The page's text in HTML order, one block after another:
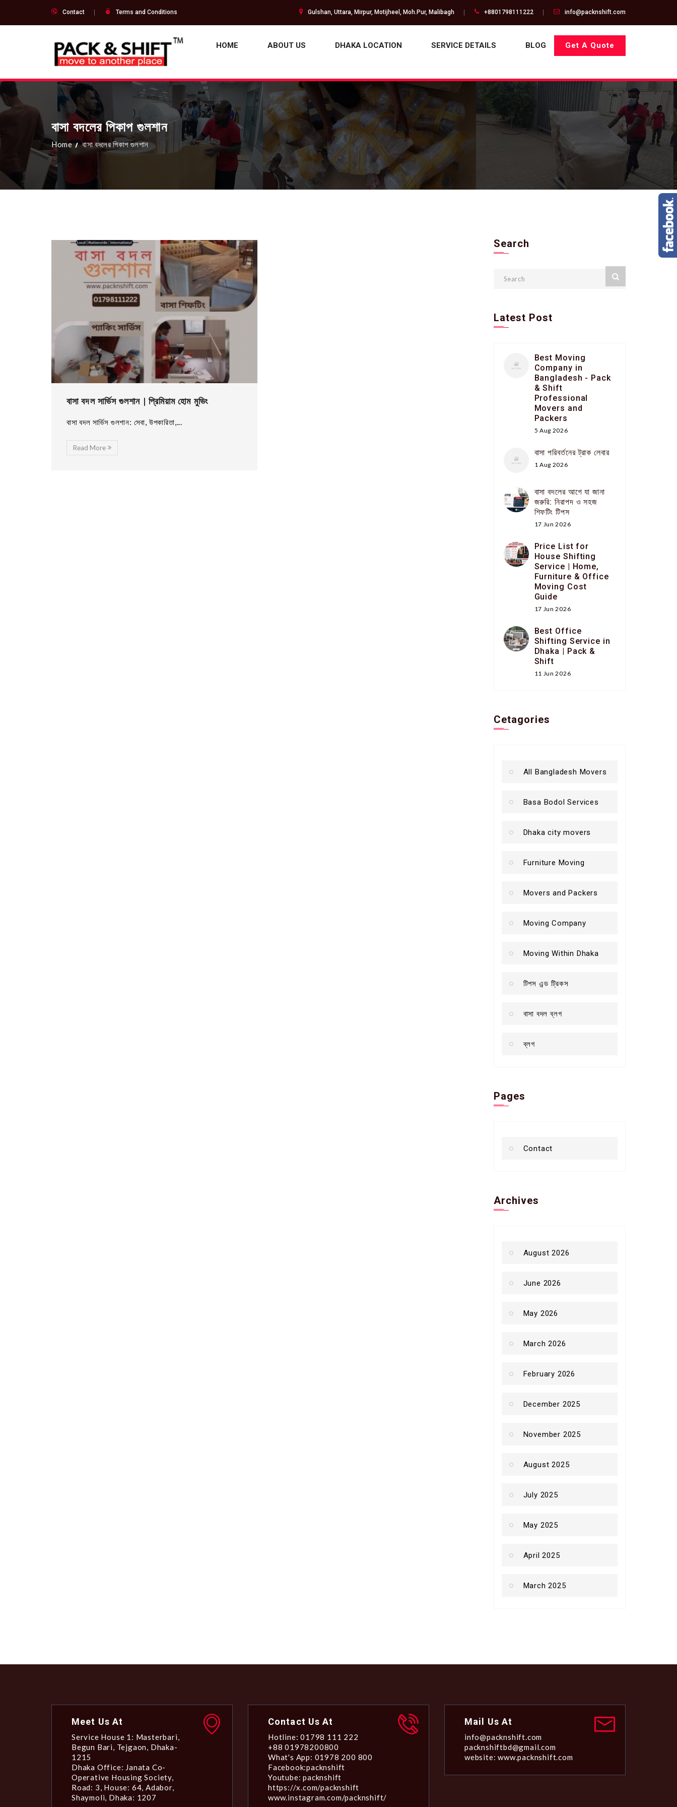
Contact Terms and Conditions Gulshan, Uttara, Mirpur, Motijheel, Moh.Pur, Malibagh +8801798111222 info@packnshift.com
HOME ABOUT US DHAKA LOCATION SERVICE DETAILS BLOG Get A Quote
বাসা বদলের পিকাপ গুলশান
Home বাসা বদলের পিকাপ গুলশান
বাসা বদল সার্ভিস গুলশান | প্রিমিয়াম হোম মুভিং
বাসা বদল সার্ভিস গুলশান: সেবা, উপকারিতা,...
Read More
Search
Latest Post
Best Moving
Company in
Bangladesh - Pack
& Shift
Professional
Movers and
Packers
5 Aug 2026
বাসা পরিবর্তনের ট্রাক লেবার
1 Aug 2026
বাসা বদলের আগে যা জানা
জরুরি: নিরাপদ ও সহজ
শিফটিং টিপস
17 Jun 2026
Price List for
House Shifting
Service | Home,
Furniture & Office
Moving Cost
Guide
17 Jun 2026
Best Office
Shifting Service in
Dhaka | Pack &
Shift
11 Jun 2026
Cetagories
All Bangladesh Movers
Basa Bodol Services
Dhaka city movers
Furniture Moving
Movers and Packers
Moving Company
Moving Within Dhaka
টিপস এন্ড ট্রিকস
বাসা বদল ব্লগ
ব্লগ
Pages
Contact
Archives
August 2026
June 2026
May 2026
March 2026
February 2026
December 2025
November 2025
August 2025
July 2025
May 2025
April 2025
March 2025
Meet Us At
Service House 1: Masterbari,
Begun Bari, Tejgaon, Dhaka-
1215
Dhaka Office: Janata Co-
Operative Housing Society,
Road: 3, House: 64, Adabor,
Shaymoli, Dhaka: 1207
Contact Us At
Hotline: 01798 111 222
+88 01978200800
What's App: 01978 200 800
Facebook:packnshift
Youtube: packnshift
https://x.com/packnshift
www.instagram.com/packnshift/
Mail Us At
info@packnshift.com
packnshiftbd@gmail.com
website: www.packnshift.com